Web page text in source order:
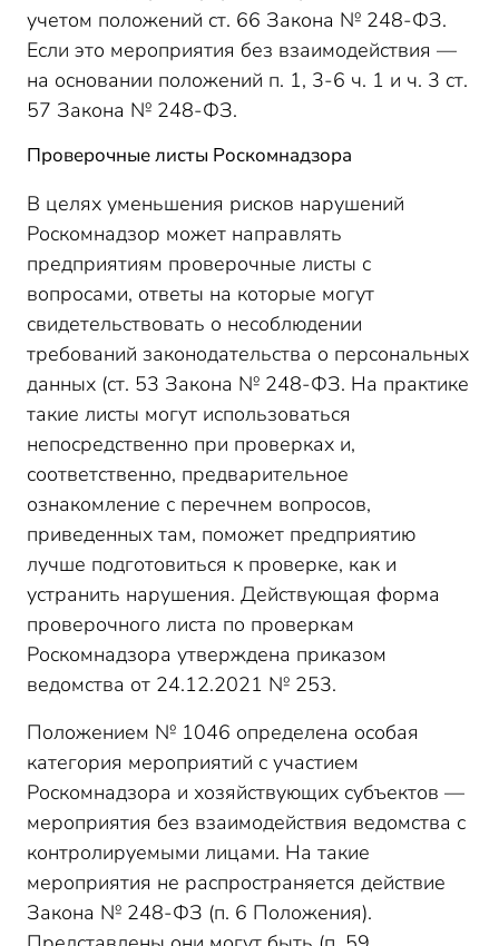
учетом положений ст. 66 Закона № 248-ФЗ.
Если это мероприятия без взаимодействия —
на основании положений п. 1, 3-6 ч. 1 и ч. 3 ст.
57 Закона № 248-ФЗ.
Проверочные листы Роскомнадзора
В целях уменьшения рисков нарушений
Роскомнадзор может направлять
предприятиям проверочные листы с
вопросами, ответы на которые могут
свидетельствовать о несоблюдении
требований законодательства о персональных
данных (ст. 53 Закона № 248-ФЗ. На практике
такие листы могут использоваться
непосредственно при проверках и,
соответственно, предварительное
ознакомление с перечнем вопросов,
приведенных там, поможет предприятию
лучше подготовиться к проверке, как и
устранить нарушения. Действующая форма
проверочного листа по проверкам
Роскомнадзора утверждена приказом
ведомства от 24.12.2021 № 253.
Положением № 1046 определена особая
категория мероприятий с участием
Роскомнадзора и хозяйствующих субъектов —
мероприятия без взаимодействия ведомства с
контролируемыми лицами. На такие
мероприятия не распространяется действие
Закона № 248-ФЗ (п. 6 Положения).